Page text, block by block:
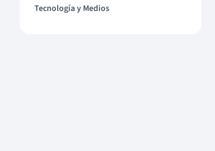
Tecnología y Medios